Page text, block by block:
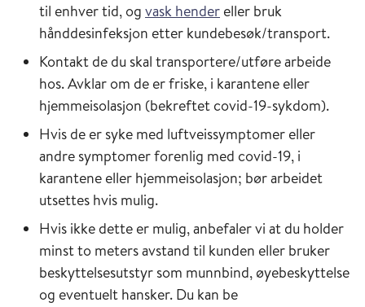
til enhver tid, og vask hender eller bruk
hånddesinfeksjon etter kundebesøk/transport.
Kontakt de du skal transportere/utføre arbeide
hos. Avklar om de er friske, i karantene eller
hjemmeisolasjon (bekreftet covid-19-sykdom).
Hvis de er syke med luftveissymptomer eller
andre symptomer forenlig med covid-19, i
karantene eller hjemmeisolasjon; bør arbeidet
utsettes hvis mulig.
Hvis ikke dette er mulig, anbefaler vi at du holder
minst to meters avstand til kunden eller bruker
beskyttelsesutstyr som munnbind, øyebeskyttelse
og eventuelt hansker. Du kan be